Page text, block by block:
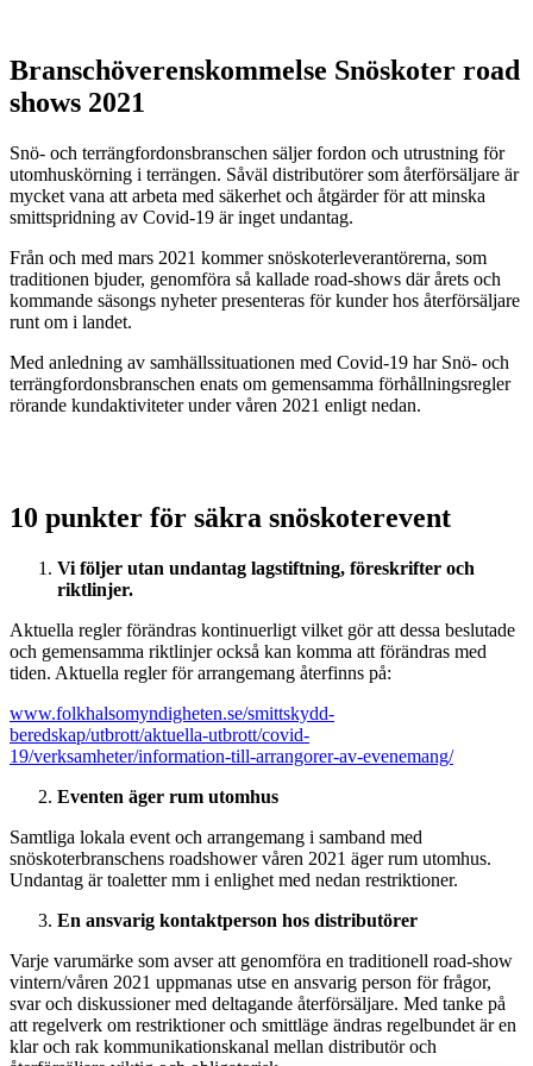
Branschöverenskommelse Snöskoter road
shows 2021
Snö- och terrängfordonsbranschen säljer fordon och utrustning för
utomhuskörning i terrängen. Såväl distributörer som återförsäljare är
mycket vana att arbeta med säkerhet och åtgärder för att minska
smittspridning av Covid-19 är inget undantag.
Från och med mars 2021 kommer snöskoterleverantörerna, som
traditionen bjuder, genomföra så kallade road-shows där årets och
kommande säsongs nyheter presenteras för kunder hos återförsäljare
runt om i landet.
Med anledning av samhällssituationen med Covid-19 har Snö- och
terrängfordonsbranschen enats om gemensamma förhållningsregler
rörande kundaktiviteter under våren 2021 enligt nedan.
10 punkter för säkra snöskoterevent
Vi följer utan undantag lagstiftning, föreskrifter och
riktlinjer.
Aktuella regler förändras kontinuerligt vilket gör att dessa beslutade
och gemensamma riktlinjer också kan komma att förändras med
tiden. Aktuella regler för arrangemang återfinns på:
www.folkhalsomyndigheten.se/smittskydd-
beredskap/utbrott/aktuella-utbrott/covid-
19/verksamheter/information-till-arrangorer-av-evenemang/
Eventen äger rum utomhus
Samtliga lokala event och arrangemang i samband med
snöskoterbranschens roadshower våren 2021 äger rum utomhus.
Undantag är toaletter mm i enlighet med nedan restriktioner.
En ansvarig kontaktperson hos distributörer
Varje varumärke som avser att genomföra en traditionell road-show
vintern/våren 2021 uppmanas utse en ansvarig person för frågor,
svar och diskussioner med deltagande återförsäljare. Med tanke på
att regelverk om restriktioner och smittläge ändras regelbundet är en
klar och rak kommunikationskanal mellan distributör och